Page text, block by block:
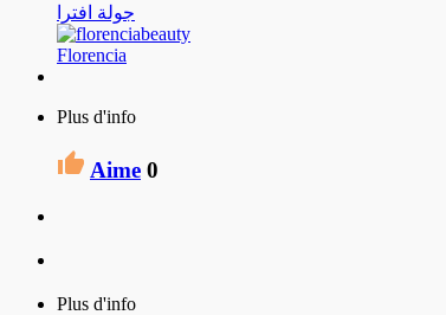
جولة افترا
Florencia
Plus d'info
Aime 0
Plus d'info